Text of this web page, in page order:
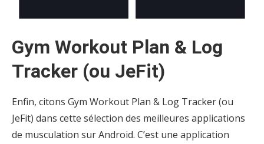
Gym Workout Plan & Log
Tracker (ou JeFit)
Enfin, citons Gym Workout Plan & Log Tracker (ou
JeFit) dans cette sélection des meilleures applications
de musculation sur Android. C’est une application